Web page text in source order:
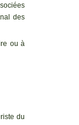
des
ou à
du